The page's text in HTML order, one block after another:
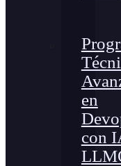
en
con